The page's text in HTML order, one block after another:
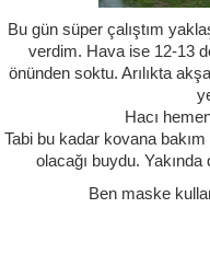
Bu gün süper çalıştım
verdim. Hava ise 12-13
önünden soktu. Arılıkta
Hacı
Tabi bu kadar kovana
olacağı buydu.
Ben maske